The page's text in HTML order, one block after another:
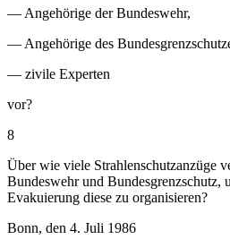
— Angehörige der Bundeswehr,
— Angehörige des
— zivile Experten
vor?
8
Über wie viele Strahlenschutzanzüge
Bundeswehr und Bundesgrenzschutz,
Evakuierung diese zu organisieren?
Bonn, den 4. Juli 1986